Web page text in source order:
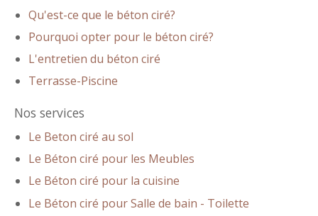
Qu'est-ce que le béton ciré?
Pourquoi opter pour le béton ciré?
L'entretien du béton ciré
Terrasse-Piscine
Nos services
Le Beton ciré au sol
Le Béton ciré pour les Meubles
Le Béton ciré pour la cuisine
Le Béton ciré pour Salle de bain - Toilette